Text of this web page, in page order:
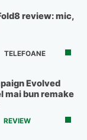
review: mic,
TELEFOANE
Evolved
mai bun remake
REVIEW